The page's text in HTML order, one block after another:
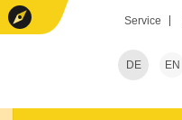
Service
DE EN